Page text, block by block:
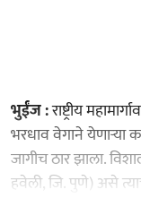
भुईंज :राष्ट्रीय
भरधाव वेगाने येणाऱ्या
जागीच ठार झाला.
हवेली, जि. पुणे) असे